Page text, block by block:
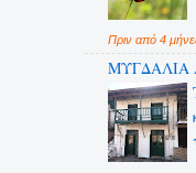
Πριν από 4
ΜΥΓΔΑΛΙΑ